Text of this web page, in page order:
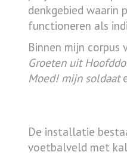
denkgebied waarin
functioneren als
Binnen mijn
Groeten uit
Moed! mijn soldaat
De installatie
voetbalveld met